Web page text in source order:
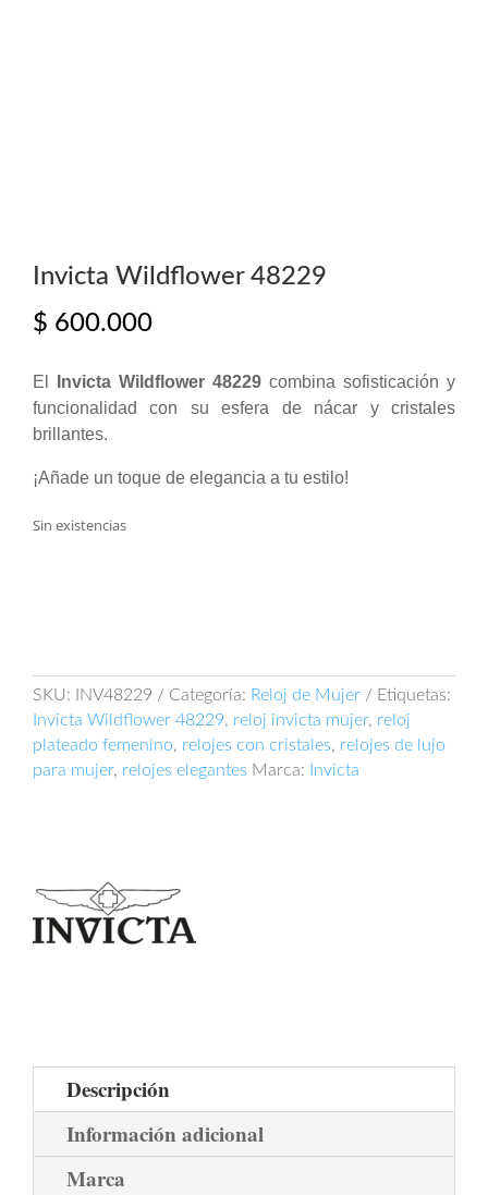
Invicta Wildflower 48229
$ 600.000
El Invicta Wildflower 48229 combina sofisticación y
funcionalidad con su esfera de nácar y cristales
brillantes.
¡Añade un toque de elegancia a tu estilo!
Sin existencias
SKU: INV48229 Categoría: Reloj de Mujer
Etiquetas:
Invicta Wildflower 48229, reloj invicta mujer, reloj
plateado femenino, relojes con cristales, relojes de lujo
para mujer, relojes elegantes Marca: Invicta
Descripción
Información adicional
Marca